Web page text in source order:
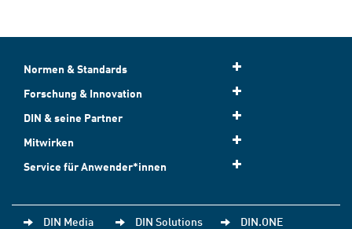
Normen & Standards
Forschung & Innovation
DIN & seine Partner
Mitwirken
Service für Anwender*innen
DIN Media DIN Solutions DIN.ONE